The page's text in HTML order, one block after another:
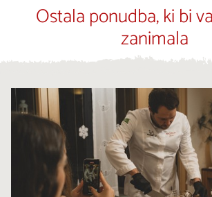
Ostala ponudba, ki bi
zanimala